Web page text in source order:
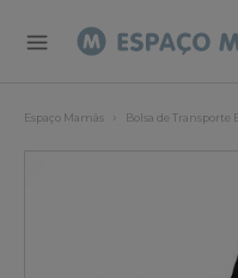
Espaço Mamãs Bolsa de Transporte